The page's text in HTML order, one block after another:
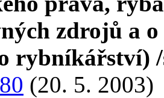
zdrojů a o
rybníkářství)
(20. 5. 2003)